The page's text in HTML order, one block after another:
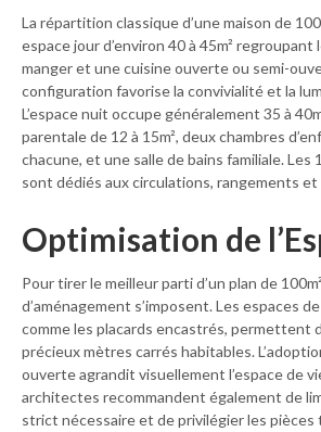
La répartition classique d’une maison de
espace jour d’environ 40 à 45m² regroupant
manger et une cuisine ouverte ou semi-
configuration favorise la convivialité et la
L’espace nuit occupe généralement 35 à
parentale de 12 à 15m², deux chambres
chacune, et une salle de bains familiale. Les
sont dédiés aux circulations, rangements
Optimisation de
Pour tirer le meilleur parti d’un plan de
d’aménagement s’imposent. Les espaces
comme les placards encastrés, permettent
précieux mètres carrés habitables.
ouverte agrandit visuellement l’espace de
architectes recommandent également de
strict nécessaire et de privilégier les